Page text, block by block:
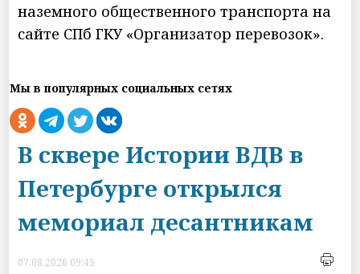
наземного общественного транспорта на
сайте СПб ГКУ «Организатор перевозок».
Мы в популярных социальных сетях
В сквере Истории ВДВ в
Петербурге открылся
мемориал десантникам
07.08.2026 09:45